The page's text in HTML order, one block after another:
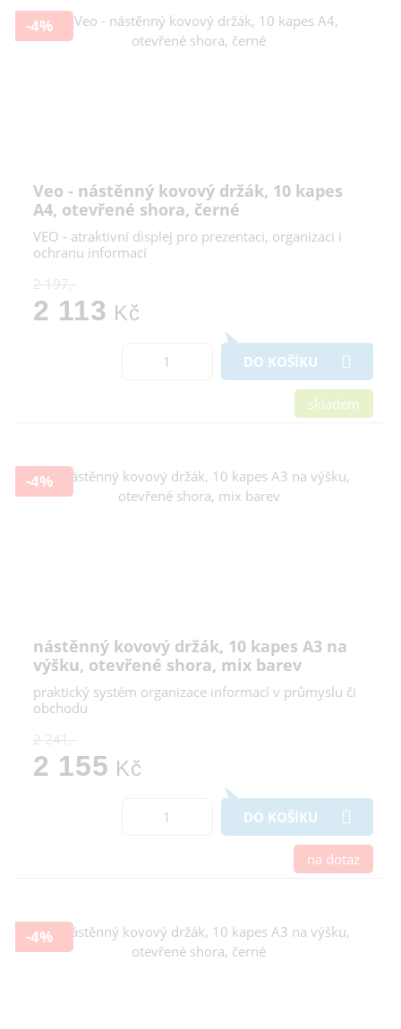
-4%
Veo - nástěnný kovový držák, 10 kapes
A4, otevřené shora, černé
VEO - atraktivní displej pro prezentaci, organizaci i
ochranu informací
2 197,-
2 113 Kč
DO KOŠÍKU
skladem
-4%
nástěnný kovový držák, 10 kapes A3 na
výšku, otevřené shora, mix barev
praktický systém organizace informací v průmyslu či
obchodu
2 241,-
2 155 Kč
DO KOŠÍKU
na dotaz
-4%